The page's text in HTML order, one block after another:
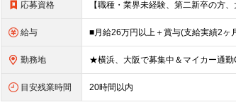
応募資格
給与
勤務地
目安残業時間 20時間以内